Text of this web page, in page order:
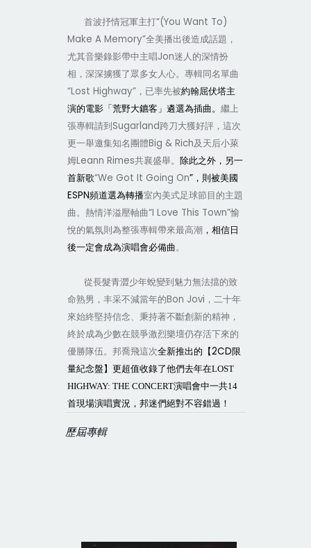
首波抒情冠軍主打“(You Want To)
Make A Memory”全美播出後造成話題，
尤其音樂錄影帶中主唱Jon迷人的深情扮
相，深深擄獲了眾多女人心。專輯同名單曲
“Lost Highway”，已率先被約翰屈伏塔主
演的電影「荒野大鑣客」遴選為插曲。 繼上
張專輯請到 Sugarland跨刀大獲好評，這次
更一舉邀集知名團體Big & Rich及天后小萊
姆Leann Rimes共襄盛舉。 除此之外，另一
首新歌“We Got It Going On”，則被美國
ESPN頻道選為轉播室內美式足球節目的主題
曲。熱情洋溢壓軸曲“I Love This Town”愉
悅的氣氛則為整張專輯帶來最高潮 ，相信日
後一定會成為演唱會必備曲。
從長髮青澀少年蛻變到魅力無法擋的致
命熟男，丰采不減當年的Bon Jovi ，二十年
來始終堅持信念、秉持著不斷創新的精神，
終於成為少數在競爭激烈樂壇仍存活下來的
優勝隊伍。邦喬飛這次全新推出的【2CD限
量紀念盤】更超值收錄了他們去年在LOST
HIGHWAY: THE CONCERT演唱會中一共14
首現場演唱實況，邦迷們絕對不容錯過！
歷屆專輯